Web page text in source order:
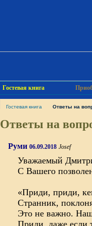
Гостевая книга
Гостевая книга Ответы на
Ответы на
Руми 06.09.2018 Josef
Уважаемый
С Вашего
«Приди, приди,
Странник,
Это не важно.